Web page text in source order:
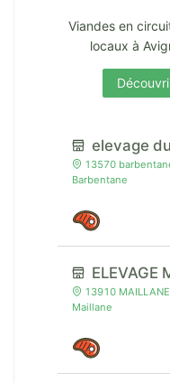
Viandes en
locaux à
elevage
13570
Barbentane
ELEVAGE
13910 MAILLANE
Maillane